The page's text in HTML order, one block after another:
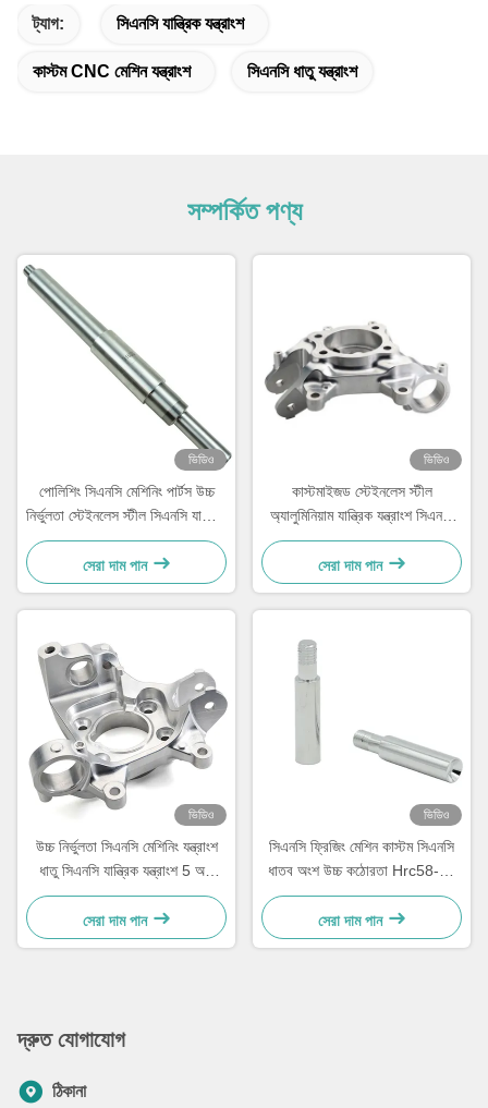
ট্যাগ: সিএনসি যান্ত্রিক যন্ত্রাংশ
কাস্টম CNC মেশিন যন্ত্রাংশ সিএনসি ধাতু যন্ত্রাংশ
সম্পর্কিত পণ্য
ভিডিও
পোলিশিং সিএনসি মেশিনিং পার্টস উচ্চ
নির্ভুলতা স্টেইনলেস স্টীল সিএনসি যান্ত্রিক
অংশ
সেরা দাম পান
ভিডিও
কাস্টমাইজড স্টেইনলেস স্টীল
অ্যালুমিনিয়াম যান্ত্রিক যন্ত্রাংশ সিএনসি
টার্নিং ফ্রিজিং অংশ
সেরা দাম পান
ভিডিও
উচ্চ নির্ভুলতা সিএনসি মেশিনিং যন্ত্রাংশ
ধাতু সিএনসি যান্ত্রিক যন্ত্রাংশ 5 অক্ষ
কাস্টমাইজড
সেরা দাম পান
ভিডিও
সিএনসি ফ্রিজিং মেশিন কাস্টম সিএনসি
ধাতব অংশ উচ্চ কঠোরতা Hrc58-62
সঙ্গে
সেরা দাম পান
দ্রুত যোগাযোগ
ঠিকানা